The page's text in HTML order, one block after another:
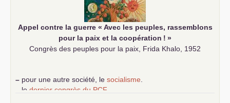
Appel contre la guerre « Avec les peuples, rassemblons
pour la paix et la coopération ! »
Congrès des peuples pour la paix, Frida Khalo, 1952
– pour une autre société, le socialisme.
le dernier congrès du PCF